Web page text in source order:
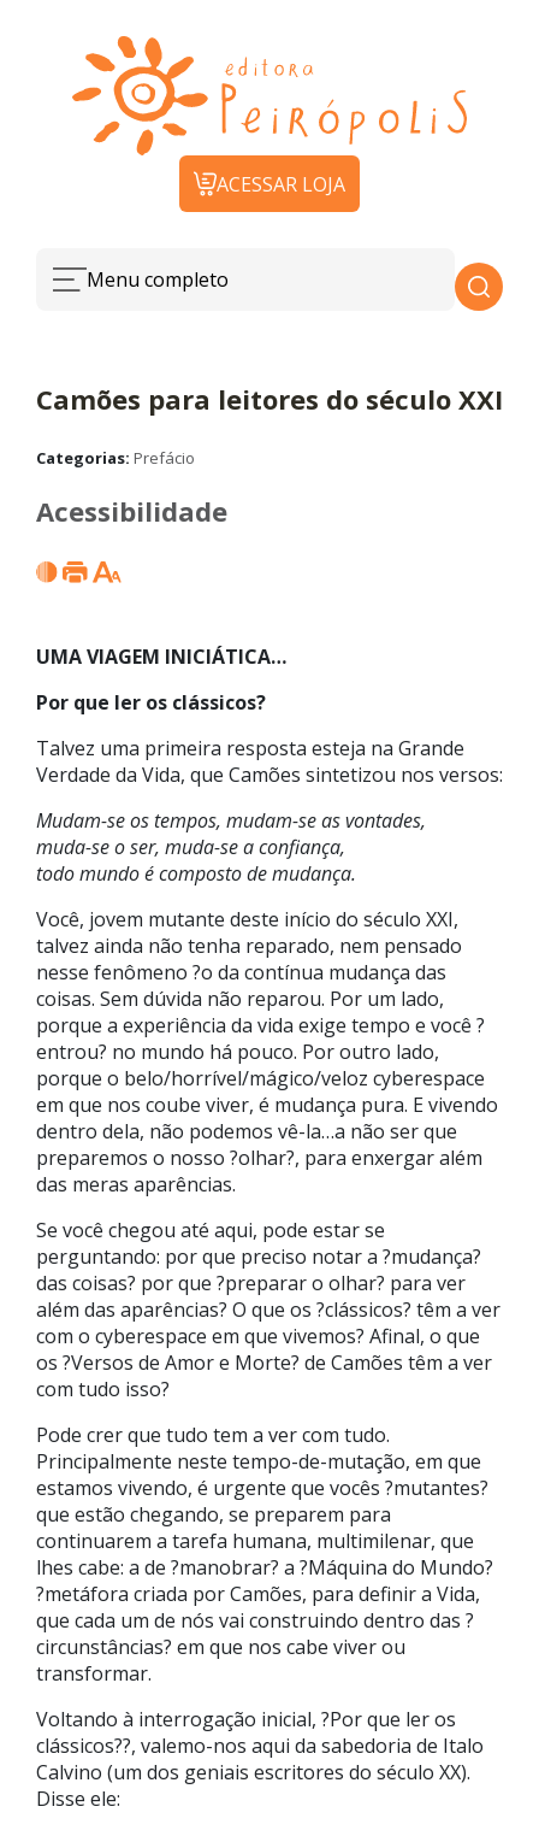
ACESSAR LOJA
Menu completo
Camões para leitores do século XXI
Categorias: Prefácio
Acessibilidade
UMA VIAGEM INICIÁTICA…
Por que ler os clássicos?
Talvez uma primeira resposta esteja na Grande
Verdade da Vida, que Camões sintetizou nos versos:
Mudam-se os tempos, mudam-se as vontades,
muda-se o ser, muda-se a confiança,
todo mundo é composto de mudança.
Você, jovem mutante deste início do século XXI,
talvez ainda não tenha reparado, nem pensado
nesse fenômeno ?o da contínua mudança das
coisas. Sem dúvida não reparou. Por um lado,
porque a experiência da vida exige tempo e você ?
entrou? no mundo há pouco. Por outro lado,
porque o belo/horrível/mágico/veloz cyberespace
em que nos coube viver, é mudança pura. E vivendo
dentro dela, não podemos vê-la…a não ser que
preparemos o nosso ?olhar?, para enxergar além
das meras aparências.
Se você chegou até aqui, pode estar se
perguntando: por que preciso notar a ?mudança?
das coisas? por que ?preparar o olhar? para ver
além das aparências? O que os ?clássicos? têm a ver
com o cyberespace em que vivemos? Afinal, o que
os ?Versos de Amor e Morte? de Camões têm a ver
com tudo isso?
Pode crer que tudo tem a ver com tudo.
Principalmente neste tempo-de-mutação, em que
estamos vivendo, é urgente que vocês ?mutantes?
que estão chegando, se preparem para
continuarem a tarefa humana, multimilenar, que
lhes cabe: a de ?manobrar? a ?Máquina do Mundo?
?metáfora criada por Camões, para definir a Vida,
que cada um de nós vai construindo dentro das ?
circunstâncias? em que nos cabe viver ou
transformar.
Voltando à interrogação inicial, ?Por que ler os
clássicos??, valemo-nos aqui da sabedoria de Italo
Calvino (um dos geniais escritores do século XX).
Disse ele: